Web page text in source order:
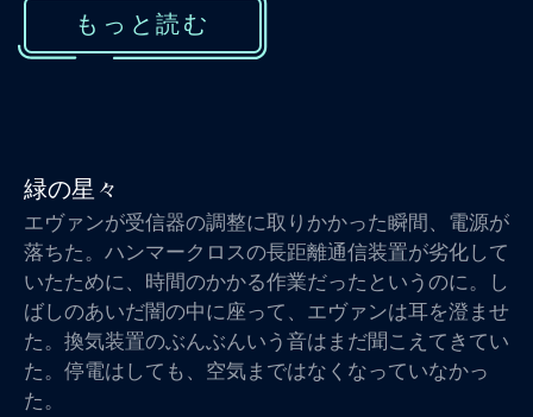
もっと読む
緑の星々
エヴァンが受信器の調整に取りかかった瞬間、電源が
落ちた。ハンマークロスの長距離通信装置が劣化して
いたために、時間のかかる作業だったというのに。し
ばしのあいだ闇の中に座って、エヴァンは耳を澄ませ
た。換気装置のぶんぶんいう音はまだ聞こえてきてい
た。停電はしても、空気まではなくなっていなかっ
た。